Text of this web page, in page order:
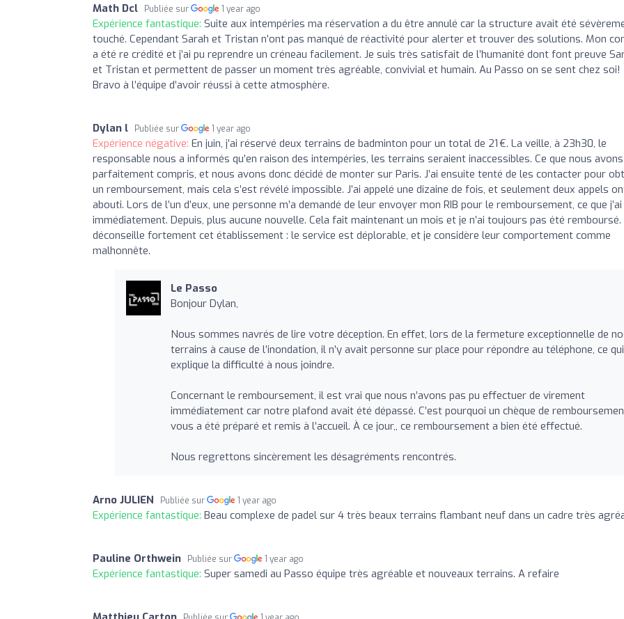
Math Dcl Publiée sur 1 year ago
Expérience fantastique: Suite aux intempéries ma réservation a du être annulé car la structure avait été
touché. Cependant Sarah et Tristan n’ont pas manqué de réactivité pour alerter et trouver des solutions. Mon
a été re crédité et j’ai pu reprendre un créneau facilement. Je suis très satisfait de l’humanité dont font preuve
et Tristan et permettent de passer un moment très agréable, convivial et humain. Au Passo on se sent chez soi!
Bravo à l’équipe d’avoir réussi à cette atmosphère.
Dylan l Publiée sur 1 year ago
Expérience négative: En juin, j’ai réservé deux terrains de badminton pour un total de 21 €. La veille, à 23h30, le
responsable nous a informés qu’en raison des intempéries, les terrains seraient inaccessibles. Ce que nous avons
parfaitement compris, et nous avons donc décidé de monter sur Paris. J’ai ensuite tenté de les contacter pour
un remboursement, mais cela s’est révélé impossible. J’ai appelé une dizaine de fois, et seulement deux appels
abouti. Lors de l’un d’eux, une personne m’a demandé de leur envoyer mon RIB pour le remboursement, ce que
immédiatement. Depuis, plus aucune nouvelle. Cela fait maintenant un mois et je n’ai toujours pas été remboursé.
déconseille fortement cet établissement : le service est déplorable, et je considère leur comportement comme
malhonnête.
Le Passo
Bonjour Dylan,
Nous sommes navrés de lire votre déception. En effet, lors de la fermeture exceptionnelle de
terrains à cause de l’inondation, il n’y avait personne sur place pour répondre au téléphone, ce qui
explique la difficulté à nous joindre.
Concernant le remboursement, il est vrai que nous n’avons pas pu effectuer de virement
immédiatement car notre plafond avait été dépassé. C’est pourquoi un chèque de
vous a été préparé et remis à l’accueil. À ce jour,, ce remboursement a bien été effectué.
Nous regrettons sincèrement les désagréments rencontrés.
Arno JULIEN Publiée sur 1 year ago
Expérience fantastique: Beau complexe de padel sur 4 très beaux terrains flambant neuf dans un cadre très
Pauline Orthwein Publiée sur 1 year ago
Expérience fantastique: Super samedi au Passo équipe très agréable et nouveaux terrains. A refaire